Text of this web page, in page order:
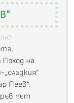
на
Пеев”.
път